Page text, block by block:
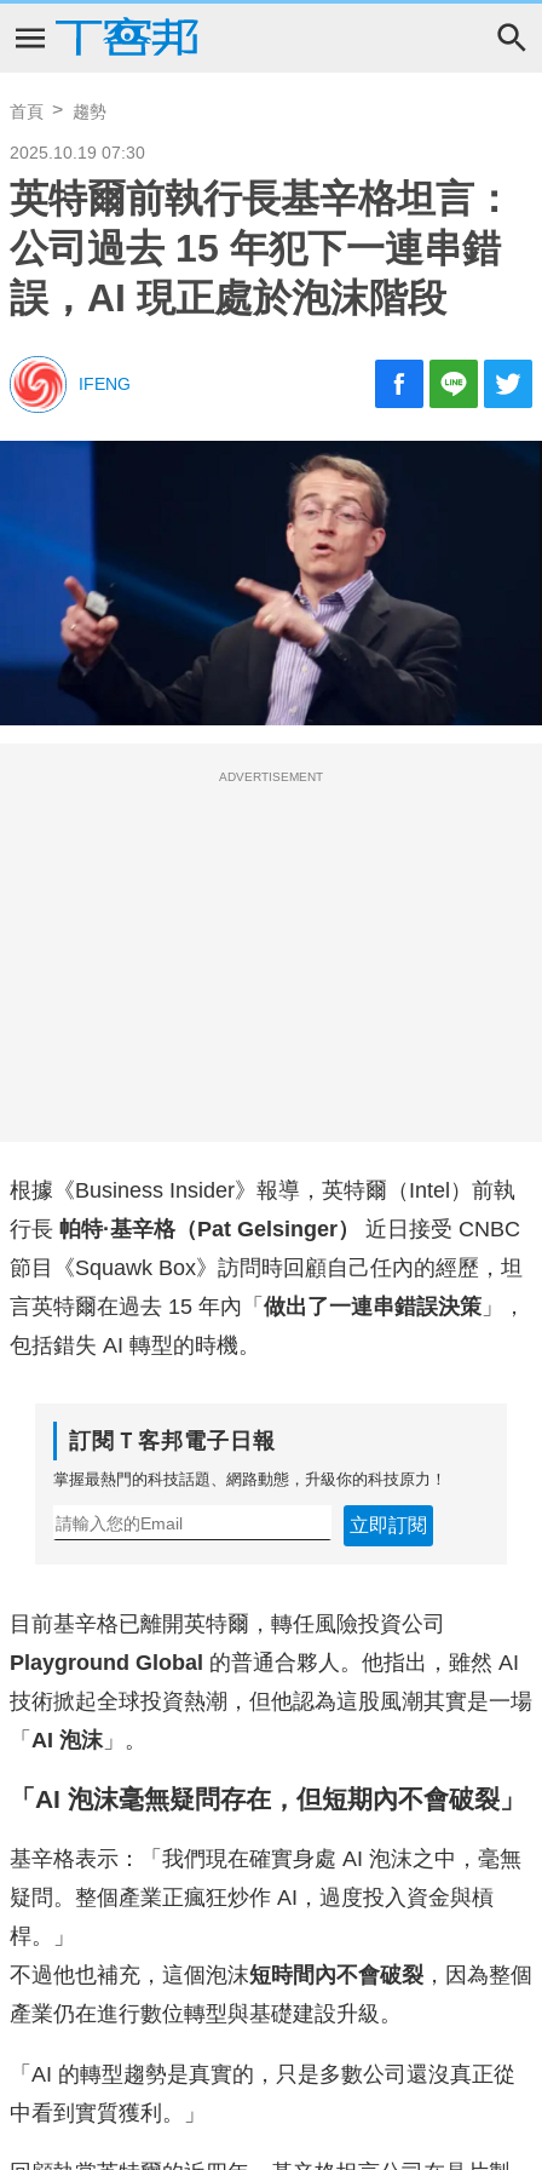
首頁 趨勢
2025.10.19 07:30
英特爾前執行長基辛格坦言：
公司過去 15 年犯下一連串錯
誤，AI 現正處於泡沫階段
IFENG
ADVERTISEMENT
根據《Business Insider》報導，英特爾（Intel）前執
行長 帕特·基辛格（Pat Gelsinger）
近日接受 CNBC
節目《Squawk Box》訪問時回顧自己任內的經歷，坦
言英特爾在過去 15 年內「 做出了一連串錯誤決策 」，
包括錯失 AI 轉型的時機。
訂閱Ｔ客邦電子日報
掌握最熱門的科技話題、網路動態，升級你的科技原力！
立即訂閱
目前基辛格已離開英特爾，轉任風險投資公司
Playground Global 的普通合夥人。他指出，雖然 AI
技術掀起全球投資熱潮，但他認為這股風潮其實是一場
「 AI 泡沫 」。
「AI 泡沫毫無疑問存在，但短期內不會破裂」
基辛格表示：「我們現在確實身處 AI 泡沫之中，毫無
疑問。整個產業正瘋狂炒作 AI，過度投入資金與槓
桿。」
不過他也補充，這個泡沫短時間內不會破裂 ，因為整個
產業仍在進行數位轉型與基礎建設升級。
「AI 的轉型趨勢是真實的，只是多數公司還沒真正從
中看到實質獲利。」